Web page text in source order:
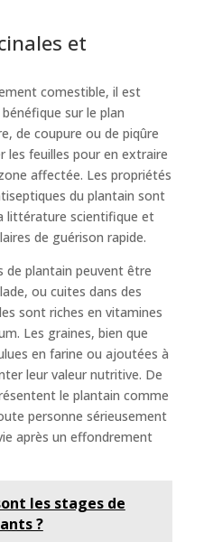
et
comestible, il est
sur le plan
de coupure ou de piqûre
les feuilles pour en extraire
affectée. Les propriétés
du plantain sont
littérature scientifique et
de guérison rapide.
de plantain peuvent être
ou cuites dans des
sont riches en vitamines
Les graines, bien que
en farine ou ajoutées à
leur valeur nutritive. De
le plantain comme
personne sérieusement
après un effondrement
les stages de
?